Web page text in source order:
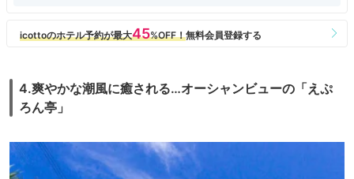
4.爽やかな潮風に癒される…オーシャンビューの「えぷ
ろん亭」